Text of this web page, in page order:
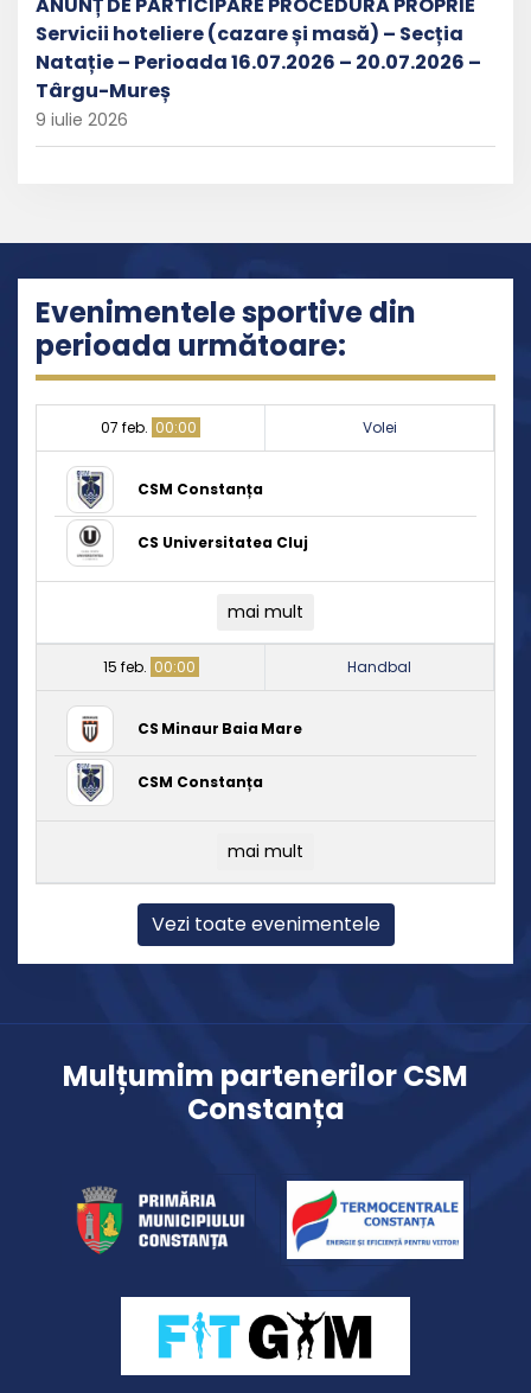
Servicii hoteliere (cazare și masă) – Secția
Natație – Perioada 16.07.2026 – 20.07.2026 –
Târgu-Mureș
9 iulie 2026
Evenimentele sportive din
perioada următoare:
07 feb. 00:00 Volei
CSM Constanța
CS Universitatea Cluj
mai mult
15 feb. 00:00 Handbal
CS Minaur Baia Mare
CSM Constanța
mai mult
Vezi toate evenimentele
Mulțumim partenerilor CSM
Constanța